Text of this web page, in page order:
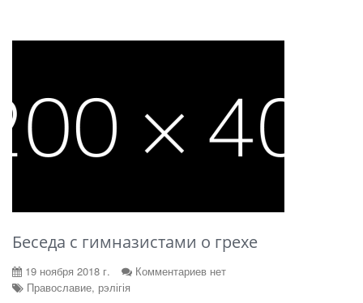
Беседа с гимназистами о грехе
19 ноября 2018 г.
Комментариев нет
Православие, рэлігія